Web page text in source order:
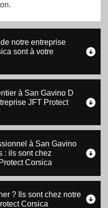
notre entreprise
sont à votre
à San Gavino D
JFT Protect
à San Gavino
: ils sont chez
Corsica
? Ils sont chez notre
Corsica